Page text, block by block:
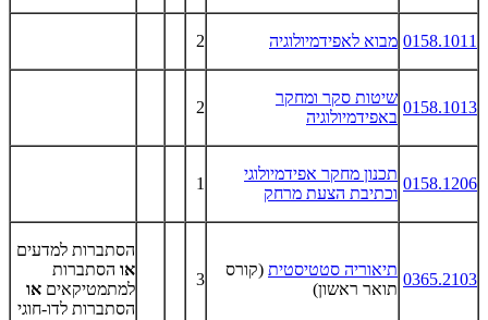
0158.1011 מבוא לאפידמיולוגיה 2
0158.1013
שיטות סקר ומחקר
באפידמיולוגיה
2
0158.1206
תכנון מחקר אפידמיולוגי
וכתיבת הצעת מרחק
1
0365.2103
תיאוריה סטטיסטית (קורס
תואר ראשון)
3
הסתברות למדעים
או הסתברות
למתמטיקאים או
הסתברות לדו-חוגי